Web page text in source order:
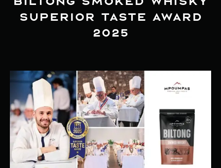
SUPERIOR TASTE AWARD
2025